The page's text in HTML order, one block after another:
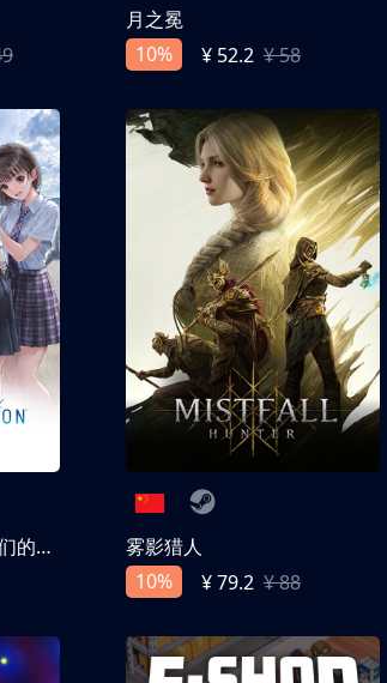
月之冕
10%
¥ 52.2 ¥ 58
蔚蓝反射四重奏：少女们的奇迹
雾影猎人
10%
¥ 79.2 ¥ 88